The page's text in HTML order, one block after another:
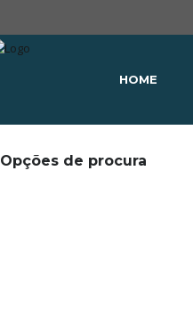
HOME
Opções de procura